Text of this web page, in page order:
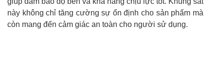
này không chỉ tăng cường sự ổn định cho sản phẩm mà
còn mang đến cảm giác an toàn cho người sử dụng.